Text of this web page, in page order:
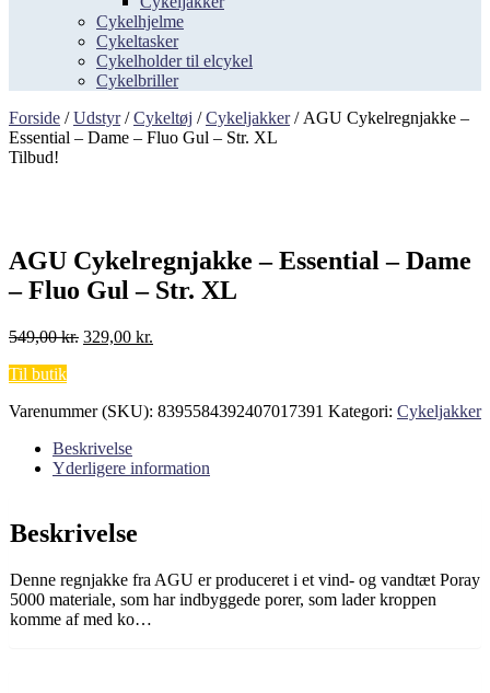
Cykelhjelme
Cykeltasker
Cykelholder til elcykel
Cykelbriller
Forside /Udstyr/Cykeltøj /Cykeljakker/ AGU Cykelregnjakke –
Essential – Dame – Fluo Gul – Str. XL
Tilbud!
AGU Cykelregnjakke – Essential – Dame
– Fluo Gul – Str. XL
549,00kr. Den
549,00 kr..
329,00 kr.
329,00 kr..
Til butik
Varenummer (SKU): 8395584392407017391 Kategori: Cykeljakker
Beskrivelse
Yderligere information
Beskrivelse
Denne regnjakke fra AGU er produceret i et vind- og vandtæt Poray
5000 materiale, som har indbyggede porer, som lader kroppen
komme af med ko…